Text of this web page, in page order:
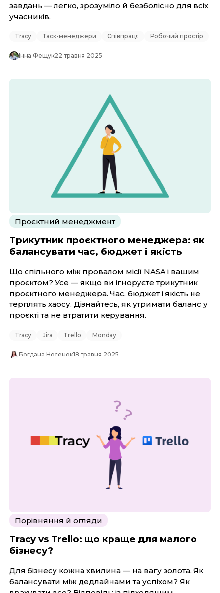
завдань — легко, зрозуміло й безболісно для всіх
учасників.
Tracy Таск-менеджери Співпраця Робочий простір
Інна Фещук22 травня 2025
Проєктний менеджмент
Трикутник проєктного менеджера: як
балансувати час, бюджет і якість
Що спільного між провалом місії NASA і вашим
проєктом? Усе — якщо ви ігноруєте трикутник
проєктного менеджера. Час, бюджет і якість не
терплять хаосу. Дізнайтесь, як утримати баланс у
проєкті та не втратити керування.
Tracy Jira Trello Monday
Богдана Носенок18 травня 2025
Порівняння й огляди
Tracy vs Trello: що краще для малого
бізнесу?
Для бізнесу кожна хвилина — на вагу золота. Як
балансувати між дедлайнами та успіхом? Як